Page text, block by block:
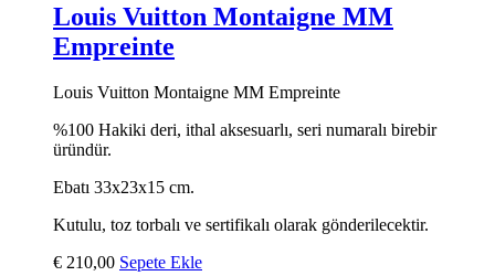
Louis Vuitton Montaigne MM
Empreinte
Louis Vuitton Montaigne MM Empreinte
%100 Hakiki deri, ithal aksesuarlı, seri numaralı birebir
üründür.
Ebatı 33x23x15 cm.
Kutulu, toz torbalı ve sertifikalı olarak gönderilecektir.
€ 210,00 Sepete Ekle